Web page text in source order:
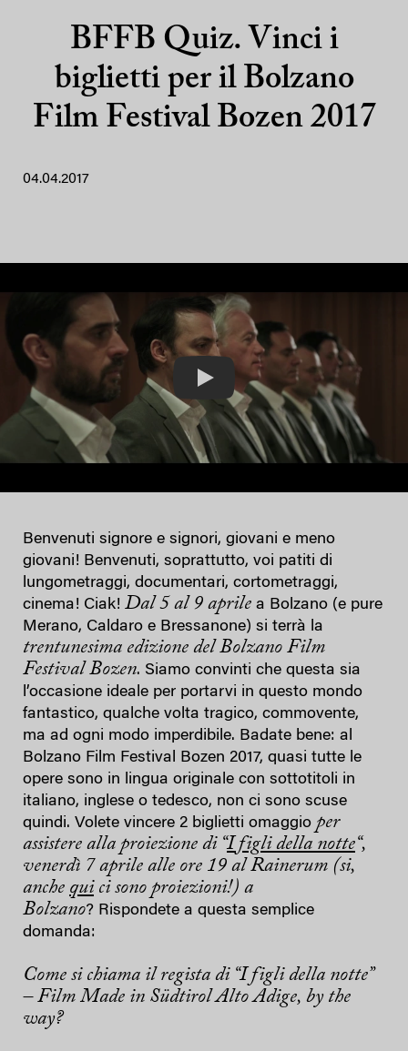
BFFB Quiz. Vinci i
biglietti per il Bolzano
Film Festival Bozen 2017
04.04.2017
Benvenuti signore e signori, giovani e meno
giovani! Benvenuti, soprattutto, voi patiti di
lungometraggi, documentari, cortometraggi,
cinema! Ciak! Dal 5 al 9 aprile a Bolzano (e pure
Merano, Caldaro e Bressanone) si terrà la
trentunesima edizione del Bolzano Film
Festival Bozen. Siamo convinti che questa sia
l’occasione ideale per portarvi in questo mondo
fantastico, qualche volta tragico, commovente,
ma ad ogni modo imperdibile. Badate bene: al
Bolzano Film Festival Bozen 2017, quasi tutte le
opere sono in lingua originale con sottotitoli in
italiano, inglese o tedesco, non ci sono scuse
quindi. Volete vincere 2 biglietti omaggio per
assistere alla proiezione di “I figli della notte“,
venerdì 7 aprile alle ore 19 al Rainerum (si,
anche quici sono proiezioni!) a
Bolzano? Rispondete a questa semplice
domanda:
Come si chiama il regista di “I figli della notte”
– Film Made in Südtirol Alto Adige, by the
way?